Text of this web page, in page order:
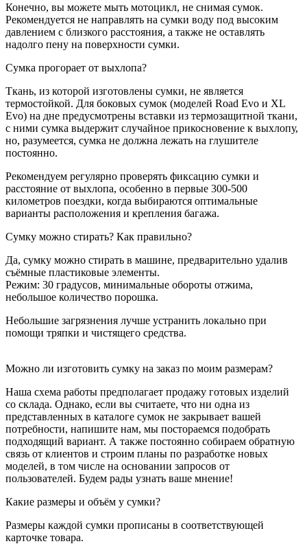
Конечно, вы можете мыть мотоцикл, не снимая сумок.
Рекомендуется не направлять на сумки воду под высоким
давлением с близкого расстояния, а также не оставлять
надолго пену на поверхности сумки.
Сумка прогорает от выхлопа?
Ткань, из которой изготовлены сумки, не является
термостойкой. Для боковых сумок (моделей Road Evo и XL
Evo) на дне предусмотрены вставки из термозащитной ткани,
с ними сумка выдержит случайное прикосновение к выхлопу,
но, разумеется, сумка не должна лежать на глушителе
постоянно.
Рекомендуем регулярно проверять фиксацию сумки и
расстояние от выхлопа, особенно в первые 300-500
километров поездки, когда выбираются оптимальные
варианты расположения и крепления багажа.
Сумку можно стирать? Как правильно?
Да, сумку можно стирать в машине, предварительно удалив
съёмные пластиковые элементы.
Режим: 30 градусов, минимальные обороты отжима,
небольшое количество порошка.
Небольшие загрязнения лучше устранить локально при
помощи тряпки и чистящего средства.
Можно ли изготовить сумку на заказ по моим размерам?
Наша схема работы предполагает продажу готовых изделий
со склада. Однако, если вы считаете, что ни одна из
представленных в каталоге сумок не закрывает вашей
потребности, напишите нам, мы постораемся подобрать
подходящий вариант. А также постоянно собираем обратную
связь от клиентов и строим планы по разработке новых
моделей, в том числе на основании запросов от
пользователей. Будем рады узнать ваше мнение!
Какие размеры и объём у сумки?
Размеры каждой сумки прописаны в соответствующей
карточке товара.